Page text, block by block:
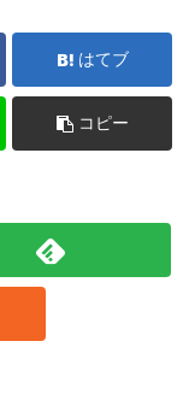
はてブ
コピー